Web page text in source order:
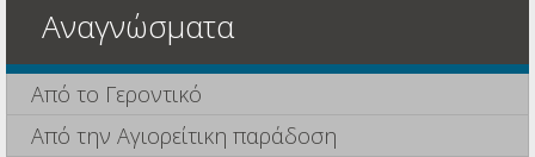
Αναγνώσματα
Από το Γεροντικό
Από την Αγιορείτικη παράδοση